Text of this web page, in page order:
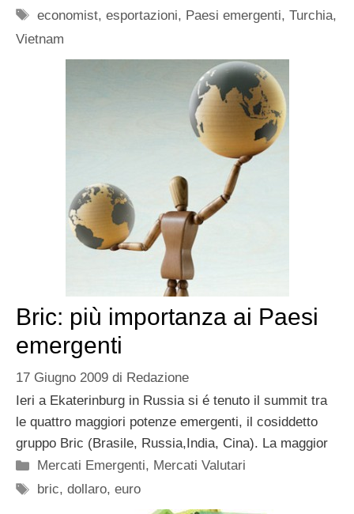
Tag
economist,esportazioni, Paesi emergenti,Turchia,
Vietnam
Bric: più importanza ai Paesi
emergenti
17 Giugno 2009 di Redazione
Ieri a Ekaterinburg in Russia si é tenuto il summit tra
le quattro maggiori potenze emergenti, il cosiddetto
gruppo Bric (Brasile, Russia,India, Cina). La maggior
Categorie
Mercati Emergenti, Mercati Valutari
Tag
bric,dollaro,euro